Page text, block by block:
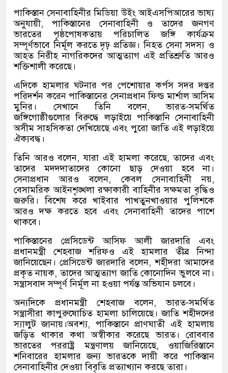
পাকিস্তান সেনাবাহিনীর মিডিয়া উইং আইএসপিআরের ভাষ্য
অনুযায়ী, পাকিস্তানের সেনাবাহিনী ও তাদের জনগণ
ভারতের পৃষ্ঠপোষকতায় পরিচালিত জঙ্গি কার্যক্রম
সম্পূর্ণভাবে নির্মূল করতে দৃঢ় প্রতিজ্ঞ। নিহত সেনা সদস্য ও
আহত নিরীহ নাগরিকদের আত্মত্যাগ এই প্রতিশ্রুতি আরও
শক্তিশালী করেছে।
এদিকে হামলার ঘটনার পর পেশোয়ার কর্পস সদর দপ্তর
পরিদর্শন করেন পাকিস্তানের সেনাপ্রধান ফিল্ড মার্শাল আসিম
মুনির। সেখানে তিনি বলেন, ভারত-সমর্থিত
জঙ্গিগোষ্ঠীগুলোর বিরুদ্ধে লড়াইয়ে পাকিস্তানি সেনাবাহিনী
অসীম সাহসিকতা দেখিয়েছে এবং পুরো জাতি এই লড়াইয়ে
ঐক্যবদ্ধ।
তিনি আরও বলেন, যারা এই হামলা করেছে, তাদের এবং
তাদের মদদদাতাদের কোনো ছাড় দেওয়া হবে না।
সেনাপ্রধান আরও বলেন, কেবল সেনাবাহিনী নয়,
বেসামরিক আইনশৃঙ্খলা রক্ষাকারী বাহিনীর সক্ষমতা বৃদ্ধিও
জরুরি। বিশেষ করে খাইবার পাখতুনখাওয়ার পুলিশকে
আরও দক্ষ করতে হবে এবং সেনাবাহিনী তাদের পাশে
থাকবে।
পাকিস্তানের প্রেসিডেন্ট আসিফ আলী জারদারি এবং
প্রধানমন্ত্রী শেহবাজ শরিফও এই হামলার তীব্র নিন্দা
জানিয়েছেন। প্রেসিডেন্ট জারদারি বলেন, শহীদরা আমাদের
প্রকৃত নায়ক, তাদের আত্মত্যাগ জাতি কোনোদিন ভুলবে না।
সন্ত্রাসবাদ সম্পূর্ণ নির্মূল না হওয়া পর্যন্ত অভিযান চলবে।
অন্যদিকে প্রধানমন্ত্রী শেহবাজ বলেন, ভারত-সমর্থিত
সন্ত্রাসীরা কাপুরুষোচিত হামলা চালিয়েছে। জাতি শহীদদের
স্যালুট জানায়।অবশ্য, পাকিস্তানে প্রাণঘাতী এই হামলায়
জড়িত থাকার কথা অস্বীকার করেছে ভারত। রোববার
ভারতের পররাষ্ট্র মন্ত্রণালয় জানিয়েছে, ওয়াজিরিস্তানে
শনিবারের হামলার জন্য ভারতকে দায়ী করে পাকিস্তান
সেনাবাহিনীর দেওয়া বিবৃতি প্রত্যাখ্যান করছে তারা।